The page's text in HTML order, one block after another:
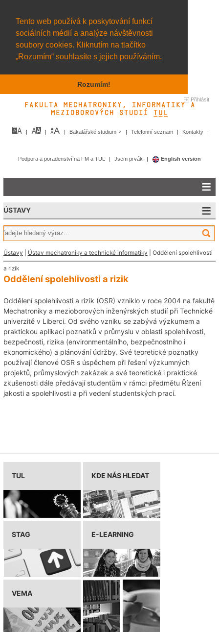
Tento web používá k poskytování funkcí
sociálních médií a analýze návštěvnosti
soubory cookies. Kliknutím na tlačítko
„Rozumím“ souhlasíte s jejich používáním.
Rozumím!
Přihlásit
Fakulta mechatroniky, informatiky a
mezioborových studií TUL&
Bakalářské studium Telefonní seznam Kontakty
Podpora a poradenství na FM a TUL Jsem prvák English version
ÚSTAVY
Ústavy Ústav mechatroniky a technické informatiky | Oddělení spolehlivosti
a rizik
Oddělení spolehlivosti a rizik
Oddělení spolehlivosti a rizik (OSR) vzniklo v roce 2004 na fakultě
Mechatroniky a mezioborových inženýrských studií při Technické
univerzitě v Liberci. Od svého vzniku se zabývá výzkumem a
praktickou aplikací poznatků v průmyslu v oblasti spolehlivosti,
bezpečnosti, rizika (environmentálního, bezpečnostního i
ekonomického) a plánování údržby. Své teoretické poznatky
používají členové OSR s úspěchem při řešení výzkumných
projektů, průmyslových zakázek a své teoretické i praktické
zkušenosti dále předávají studentům v rámci předmětu Řízení
jakosti a spolehlivosti a při vedení studentských prací.
TUL KDE NÁS HLEDAT
STAG E-LEARNING
VEMA